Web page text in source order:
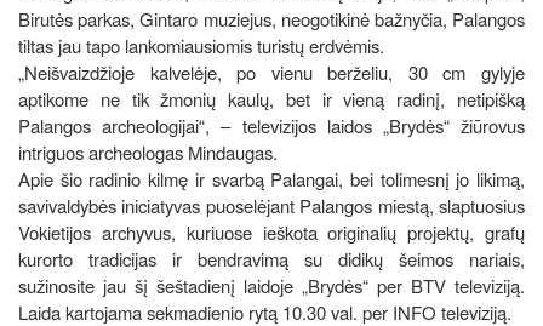
Birutės parkas, Gintaro muziejus, neogotikinė bažnyčia, Palangos
tiltas jau tapo lankomiausiomis turistų erdvėmis.
„Neišvaizdžioje kalvelėje, po vienu berželiu, 30 cm gylyje
aptikome ne tik žmonių kaulų, bet ir vieną radinį, netipišką
Palangos archeologijai“, – televizijos laidos „Brydės“ žiūrovus
intriguos archeologas Mindaugas.
Apie šio radinio kilmę ir svarbą Palangai, bei tolimesnį jo likimą,
savivaldybės iniciatyvas puoselėjant Palangos miestą, slaptuosius
Vokietijos archyvus, kuriuose ieškota originalių projektų, grafų
kurorto tradicijas ir bendravimą su didikų šeimos nariais,
sužinosite jau šį šeštadienį laidoje „Brydės“ per BTV televiziją.
Laida kartojama sekmadienio rytą 10.30 val. per INFO televiziją.